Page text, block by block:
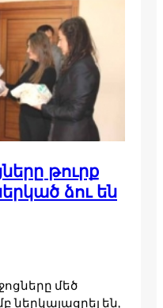
թուրք
ձու են
մեծ
ներկայացրել են,